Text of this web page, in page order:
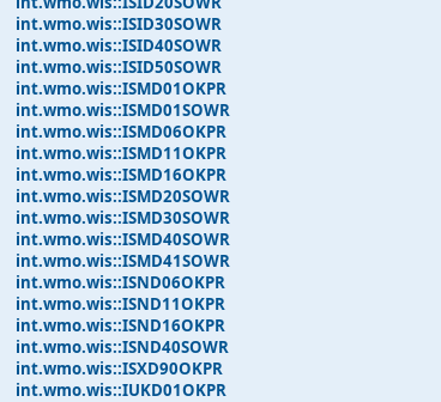
int.wmo.wis::ISID30SOWR
int.wmo.wis::ISID40SOWR
int.wmo.wis::ISID50SOWR
int.wmo.wis::ISMD01OKPR
int.wmo.wis::ISMD01SOWR
int.wmo.wis::ISMD06OKPR
int.wmo.wis::ISMD11OKPR
int.wmo.wis::ISMD16OKPR
int.wmo.wis::ISMD20SOWR
int.wmo.wis::ISMD30SOWR
int.wmo.wis::ISMD40SOWR
int.wmo.wis::ISMD41SOWR
int.wmo.wis::ISND06OKPR
int.wmo.wis::ISND11OKPR
int.wmo.wis::ISND16OKPR
int.wmo.wis::ISND40SOWR
int.wmo.wis::ISXD90OKPR
int.wmo.wis::IUKD01OKPR